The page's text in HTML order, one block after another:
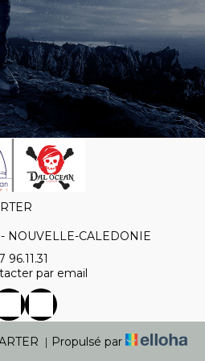
NOUVELLE-CALEDONIE
96.11.31
par email
| Propulsé par